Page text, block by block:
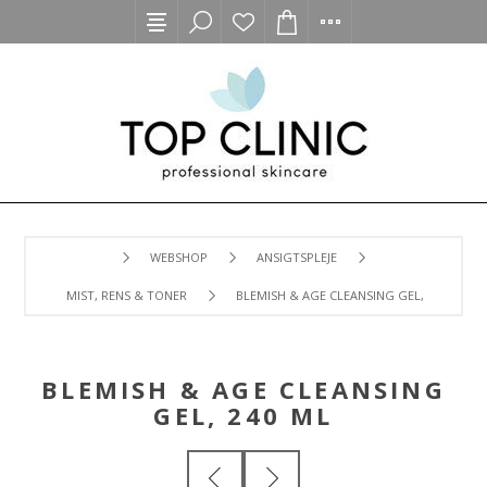
WEBSHOP ANSIGTSPLEJE
MIST, RENS & TONER BLEMISH & AGE CLEANSING GEL, 240 ML
BLEMISH & AGE CLEANSING
GEL, 240 ML